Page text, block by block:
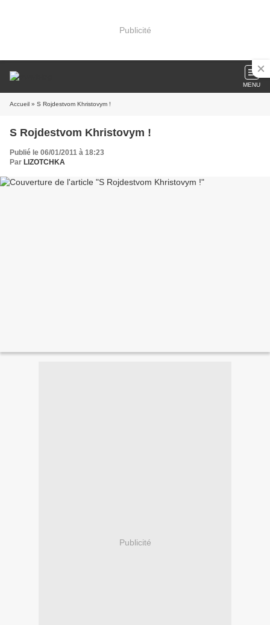
Publicité
MENU
Accueil » S Rojdestvom Khristovym !
S Rojdestvom Khristovym !
Publié le 06/01/2011 à 18:23
Par LIZOTCHKA
Publicité